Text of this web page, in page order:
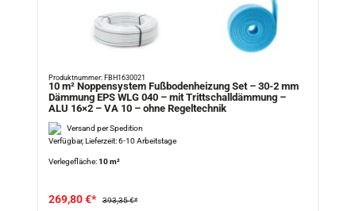
Produktnummer: FBH1630021
10 m² Noppensystem Fußbodenheizung Set – 30-2 mm
Dämmung EPS WLG 040 – mit Trittschalldämmung –
ALU 16×2 – VA 10 – ohne Regeltechnik
Versand per Spedition
Verfügbar, Lieferzeit: 6-10 Arbeitstage
Verlegefläche:10 m²
269,80 €* 393,35 €*